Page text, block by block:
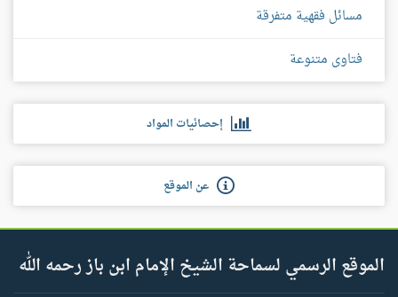
مسائل فقهية متفرقة
فتاوى متنوعة
إحصائيات المواد
عن الموقع
الموقع الرسمي لسماحة الشيخ الإمام ابن باز رحمه الله